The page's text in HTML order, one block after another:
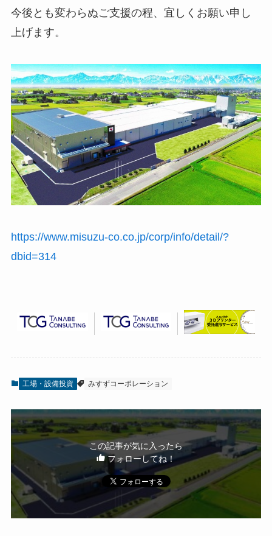
今後とも変わらぬご支援の程、宜しくお願い申し
上げます。
https://www.misuzu-co.co.jp/corp/info/detail/?
dbid=314
工場・設備投資 みすずコーポレーション
この記事が気に入ったら
フォローしてね！